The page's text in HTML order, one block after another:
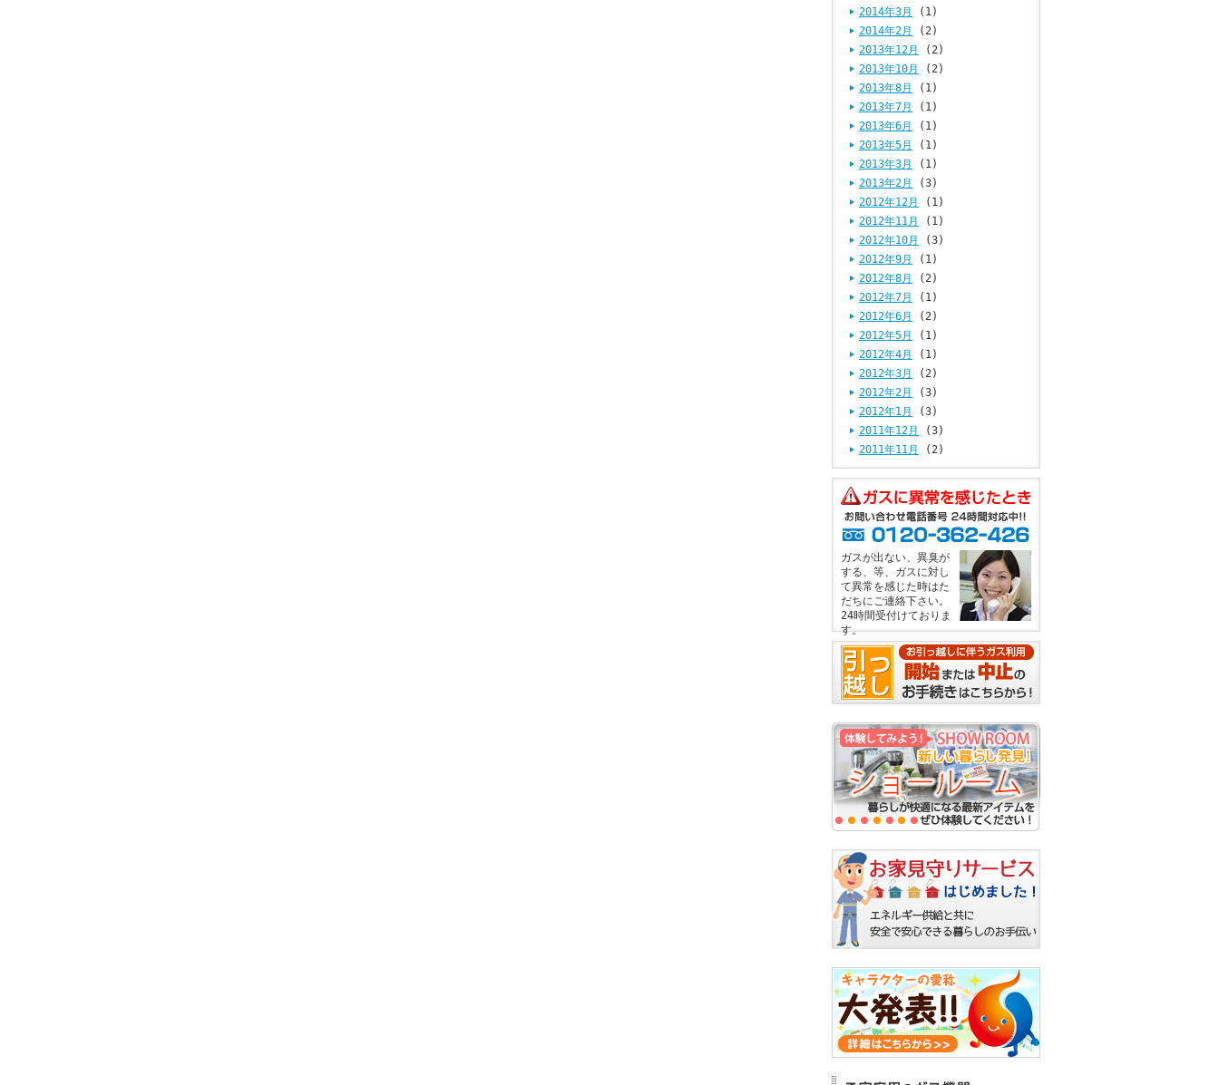
2014年3月
(1)
2014年2月
(2)
2013年12月
(2)
2013年10月
(2)
2013年8月
(1)
2013年7月
(1)
2013年6月
(1)
2013年5月
(1)
2013年3月
(1)
2013年2月
(3)
2012年12月
(1)
2012年11月
(1)
2012年10月
(3)
2012年9月
(1)
2012年8月
(2)
2012年7月
(1)
2012年6月
(2)
2012年5月
(1)
2012年4月
(1)
2012年3月
(2)
2012年2月
(3)
2012年1月
(3)
2011年12月
(3)
2011年11月
(2)
ガスが出ない、異臭が
する、等、ガスに対し
て異常を感じた時はた
だちにご連絡下さい。
24時間受付けておりま
す。